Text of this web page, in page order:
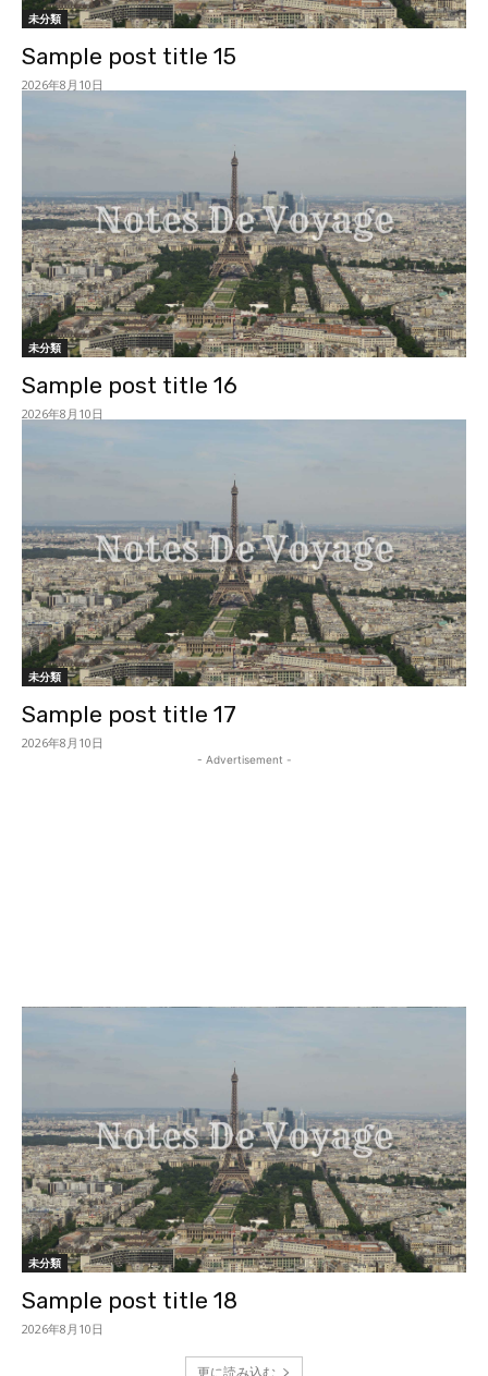
未分類
Sample post title 15
2026年8月10日
未分類
Sample post title 16
2026年8月10日
未分類
Sample post title 17
2026年8月10日
- Advertisement -
未分類
Sample post title 18
2026年8月10日